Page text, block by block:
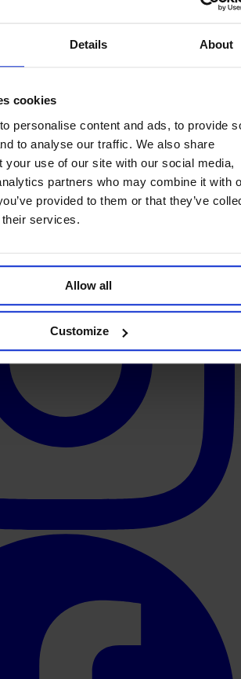
Details About
cookies
personalise content and ads, to provide
to analyse our traffic. We also share
your use of our site with our social media,
partners who may combine it with
provided to them or that they’ve
services.
Allow all
Customize